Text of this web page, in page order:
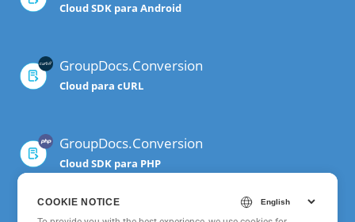
Cloud SDK para Android
GroupDocs.Conversion
Cloud para cURL
GroupDocs.Conversion
Cloud SDK para PHP
COOKIE NOTICE